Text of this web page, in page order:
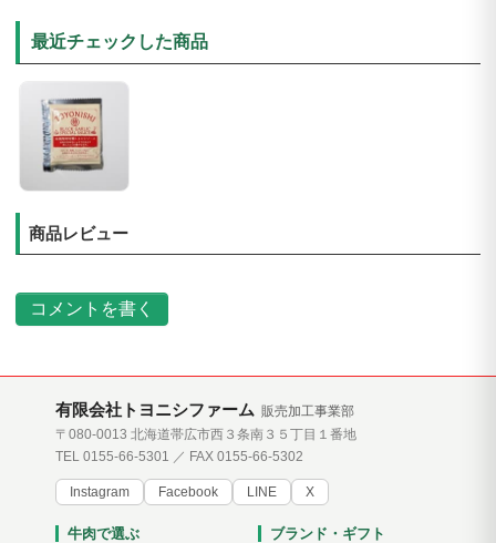
最近チェックした商品
商品レビュー
コメントを書く
有限会社トヨニシファーム 販売加工事業部
〒080-0013 北海道帯広市西３条南３５丁目１番地
TEL 0155-66-5301 ／ FAX 0155-66-5302
Instagram Facebook LINE X
牛肉で選ぶ ブランド・ギフト